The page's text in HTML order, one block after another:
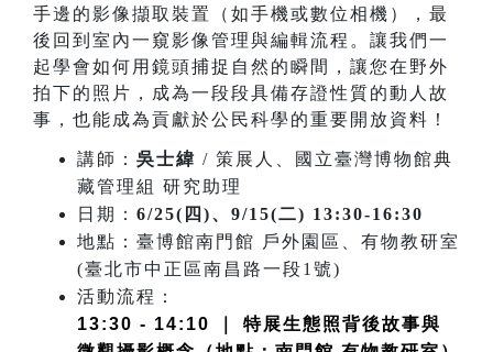
手邊的影像擷取裝置（如手機或數位相機），最
後回到室內一窺影像管理與編輯流程。讓我們一
起學會如何用鏡頭捕捉自然的瞬間，讓您在野外
拍下的照片，成為一段段具備存證性質的動人故
事，也能成為貢獻於公民科學的重要開放資料！
講師： 吳士緯 / 策展人、國立臺灣博物館典
藏管理組 研究助理
日期： 6/25(四)、9/15(二) 13:30-16:30
地點：臺博館南門館 戶外園區、有物教研室
(臺北市中正區南昌路一段1號)
活動流程：
13:30 - 14:10 ｜ 特展生態照背後故事與